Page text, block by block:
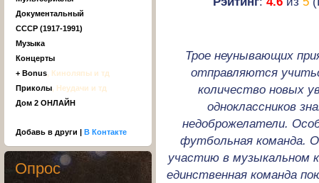
Трое неунывающих
отправляются
количество новых
одноклассников
недоброжелатели.
футбольная команда.
участию в музыкальном
единственная команда
Документальный
СССР (1917-1991)
Музыка
Концерты
+ Bonus, Киноляпы и тд
Приколы, Неудачи и тд
Дом 2 ОНЛАЙН
Добавь в други | В Контакте
Опрос